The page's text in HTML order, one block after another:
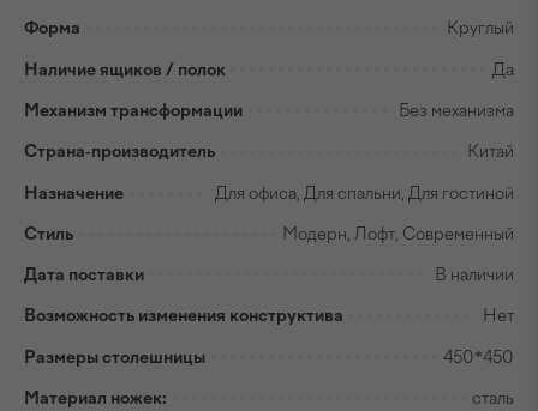
Форма Круглый
Наличие ящиков / полок Да
Механизм трансформации Без механизма
Страна-производитель Китай
Назначение Для офиса, Для спальни, Для гостиной
Стиль Модерн, Лофт, Современный
Дата поставки В наличии
Возможность изменения конструктива Нет
Размеры столешницы 450*450
Материал ножек: сталь